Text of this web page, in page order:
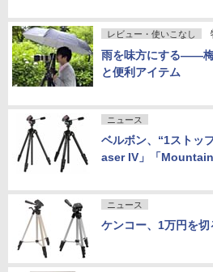
レビュー・使いこなし
雨を味方にする――梅
と便利アイテム
ニュース
ベルボン、“1ストッ
aser IV」「Mountain
ニュース
ケンコー、1万円を